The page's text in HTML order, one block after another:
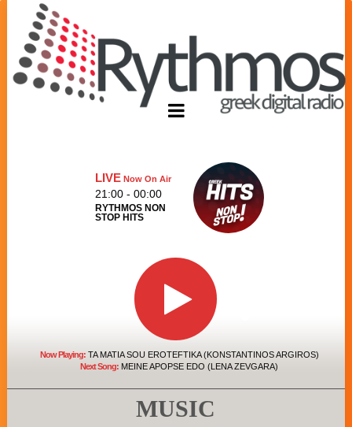
LIVENow On Air
21:00 - 00:00
RYTHMOS NON
STOP HITS
Now Playing:TA MATIA SOU EROTEFTIKA (KONSTANTINOS ARGIROS)
Next Song: MEINE APOPSE EDO (LENA ZEVGARA)
MUSIC